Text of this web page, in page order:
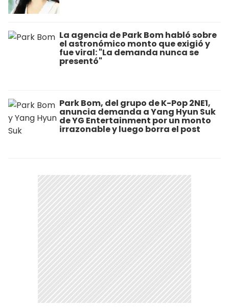
La agencia de Park Bom habló sobre
el astronómico monto que exigió y
fue viral: "La demanda nunca se
presentó"
Park Bom, del grupo de K-Pop 2NE1,
anuncia demanda a Yang Hyun Suk
de YG Entertainment por un monto
irrazonable y luego borra el post